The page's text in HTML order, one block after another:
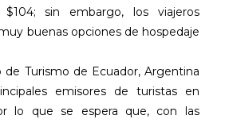
sin embargo, los viajeros
buenas opciones de hospedaje
de Turismo de Ecuador, Argentina
emisores de turistas en
lo que se espera que, con las